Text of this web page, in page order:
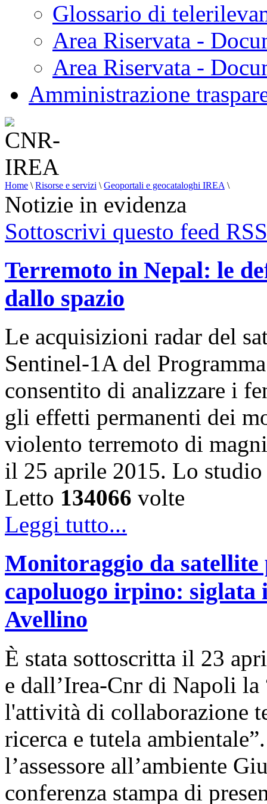
Glossario di
Area Riservata -
Area Riservata -
Amministrazione
Home \ Risorse e servizi \ Geoportali e geocataloghi IREA \
Notizie in evidenza
Sottoscrivi questo feed RSS
Terremoto in Nepal: le
dallo spazio
Le acquisizioni radar del
Sentinel-1A del
consentito di analizzare i
gli effetti permanenti dei
violento terremoto di
il 25 aprile 2015. Lo
Letto 134066 volte
Leggi tutto...
Monitoraggio da satellite
capoluogo irpino: siglata
Avellino
È stata sottoscritta il 23
e dall’Irea-Cnr di Napoli
l'attività di collaborazione
ricerca e tutela
l’assessore all’ambiente
conferenza stampa di